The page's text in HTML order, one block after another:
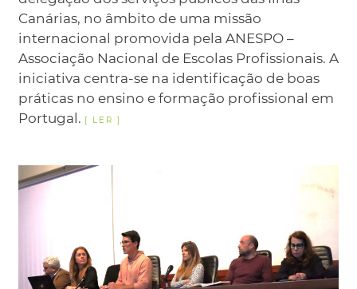
Canárias, no âmbito de uma missão
internacional promovida pela ANESPO –
Associação Nacional de Escolas Profissionais. A
iniciativa centra-se na identificação de boas
práticas no ensino e formação profissional em
Portugal.